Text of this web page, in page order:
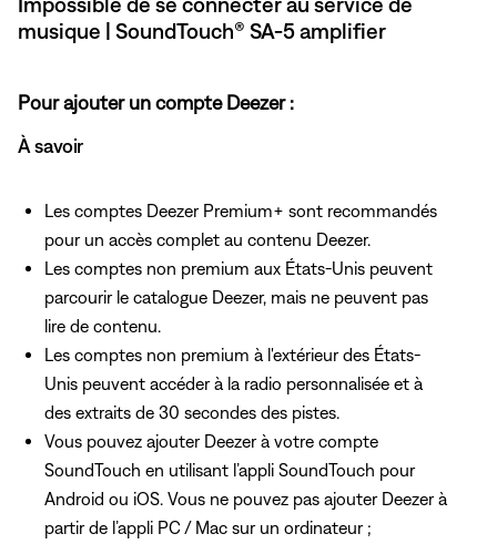
musique | SoundTouch® SA-5 amplifier
Pour ajouter un compte Deezer :
À savoir
Les comptes Deezer Premium+ sont recommandés
pour un accès complet au contenu Deezer.
Les comptes non premium aux États-Unis peuvent
parcourir le catalogue Deezer, mais ne peuvent pas
lire de contenu.
Les comptes non premium à l'extérieur des États-
Unis peuvent accéder à la radio personnalisée et à
des extraits de 30 secondes des pistes.
Vous pouvez ajouter Deezer à votre compte
SoundTouch en utilisant l’appli SoundTouch pour
Android ou iOS. Vous ne pouvez pas ajouter Deezer à
partir de l’appli PC / Mac sur un ordinateur ;